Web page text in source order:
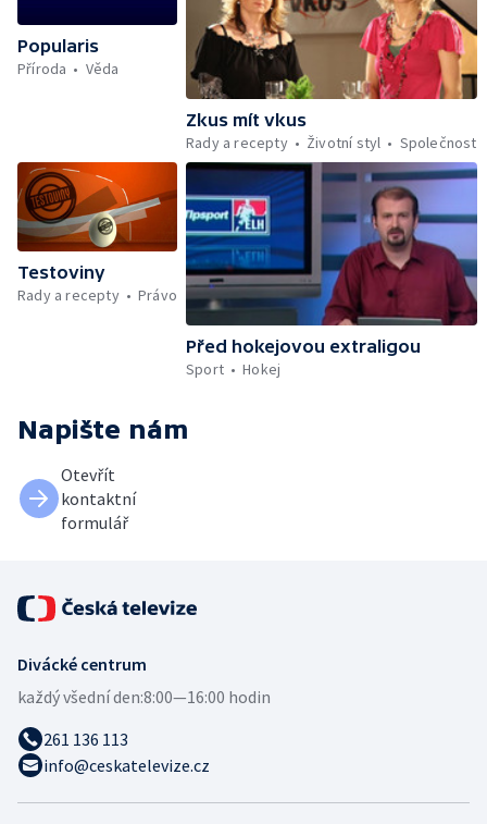
Popularis
Příroda
Věda
Zkus mít vkus
Rady a recepty
Životní styl Společnost
Testoviny
Rady a recepty
Právo
Před hokejovou extraligou
Sport
Hokej
Napište nám
Otevřít
kontaktní
formulář
Divácké centrum
každý všední den:8:00—16:00 hodin
261 136 113
info@ceskatelevize.cz